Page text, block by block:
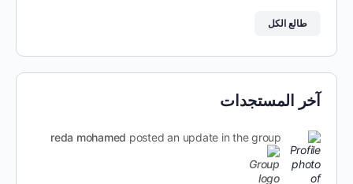
طالع الكل
آخر المستجدات
reda mohamed posted an update in the group